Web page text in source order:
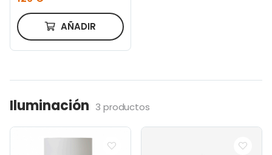
AÑADIR
Iluminación 3 productos